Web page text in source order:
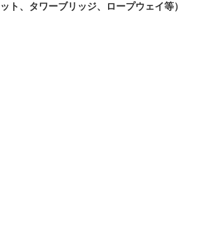
ト、タワーブリッジ、ロープウェイ等）